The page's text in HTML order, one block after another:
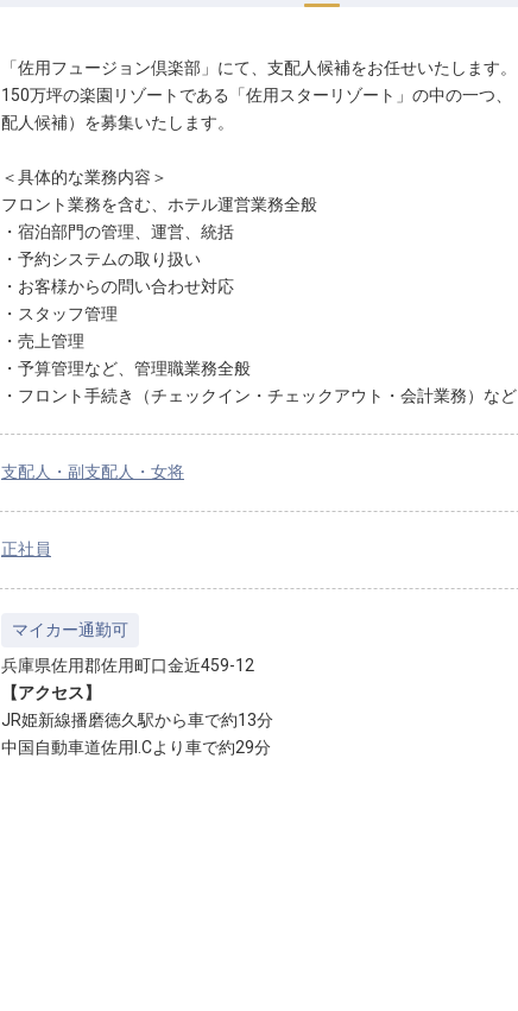
「佐用フュージョン倶楽部」にて、支配人候補をお任せいたします。
150万坪の楽園リゾートである「佐用スターリゾート」の中の一つ
配人候補）を募集いたします。
＜具体的な業務内容＞
フロント業務を含む、ホテル運営業務全般
・宿泊部門の管理、運営、統括
・予約システムの取り扱い
・お客様からの問い合わせ対応
・スタッフ管理
・売上管理
・予算管理など、管理職業務全般
・フロント手続き（チェックイン・チェックアウト・会計業務）など
支配人・副支配人・女将
正社員
マイカー通勤可
兵庫県佐用郡佐用町口金近459-12
【アクセス】
JR姫新線播磨徳久駅から車で約13分
中国自動車道佐用I.Cより車で約29分